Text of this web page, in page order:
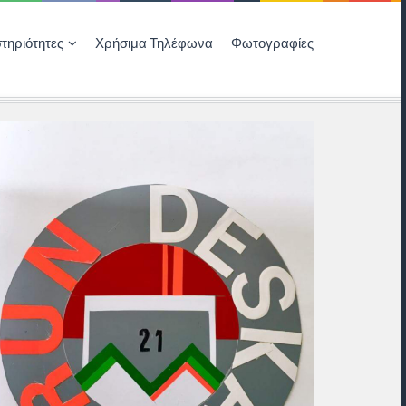
Χρήσιμα Τηλέφωνα Φωτογραφίες